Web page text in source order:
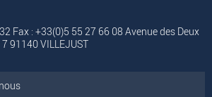
Fax : +33(0)5 55 27 66 08 Avenue des Deux
91140 VILLEJUST